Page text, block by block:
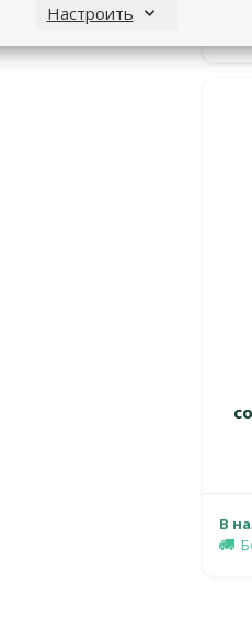
Настроить
В